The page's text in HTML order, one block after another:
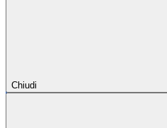
Chiudi